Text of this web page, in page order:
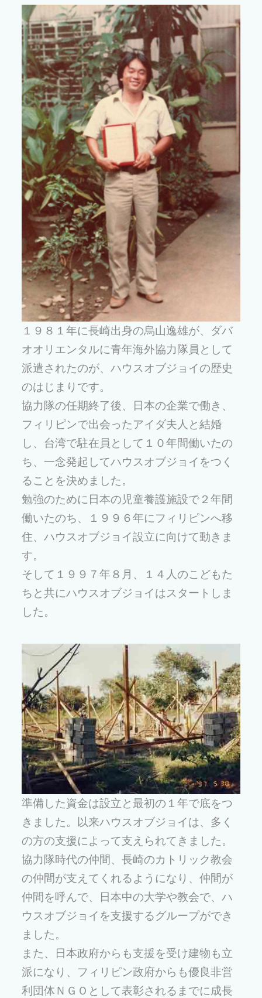
１９８１年に長崎出身の烏山逸雄が、ダバ
オオリエンタルに青年海外協力隊員として
派遣されたのが、ハウスオブジョイの歴史
のはじまりです。
協力隊の任期終了後、日本の企業で働き、
フィリピンで出会ったアイダ夫人と結婚
し、台湾で駐在員として１０年間働いたの
ち、一念発起してハウスオブジョイをつく
ることを決めました。
勉強のために日本の児童養護施設で２年間
働いたのち、１９９６年にフィリピンへ移
住、ハウスオブジョイ設立に向けて動きま
す。
そして１９９７年８月、１４人のこどもた
ちと共にハウスオブジョイはスタートしま
した。
準備した資金は設立と最初の１年で底をつ
きました。以来ハウスオブジョイは、多く
の方の支援によって支えられてきました。
協力隊時代の仲間、長崎のカトリック教会
の仲間が支えてくれるようになり、仲間が
仲間を呼んで、日本中の大学や教会で、ハ
ウスオブジョイを支援するグループができ
ました。
また、日本政府からも支援を受け建物も立
派になり、フィリピン政府からも優良非営
利団体ＮＧＯとして表彰されるまでに成長